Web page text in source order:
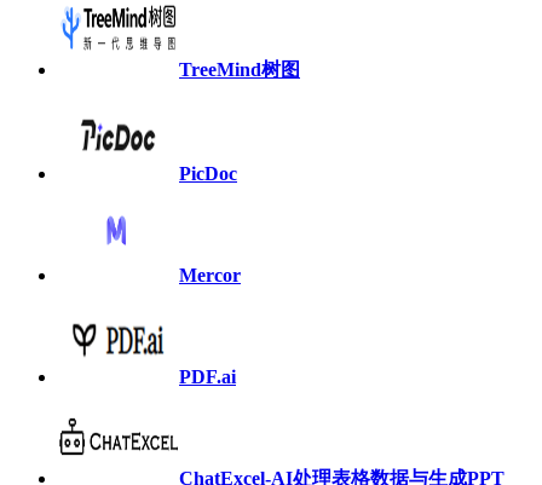
TreeMind树图
PicDoc
Mercor
PDF.ai
ChatExcel-AI处理表格数据与生成PPT